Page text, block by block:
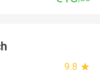
9.8 star